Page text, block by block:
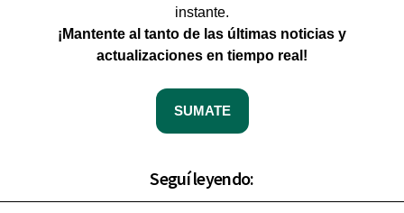
instante.
¡Mantente al tanto de las últimas noticias y
actualizaciones en tiempo real!
SUMATE
Seguí leyendo: